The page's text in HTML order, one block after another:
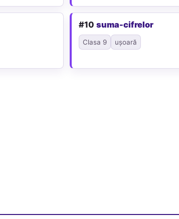
#10 suma-cifrelor
Clasa 9 ușoară